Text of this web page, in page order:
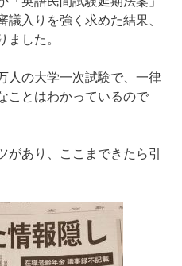
議入りを強く求めた結果、
ました。
人の大学一次試験で、一律
ことはわかっているので
があり、ここまできたら引